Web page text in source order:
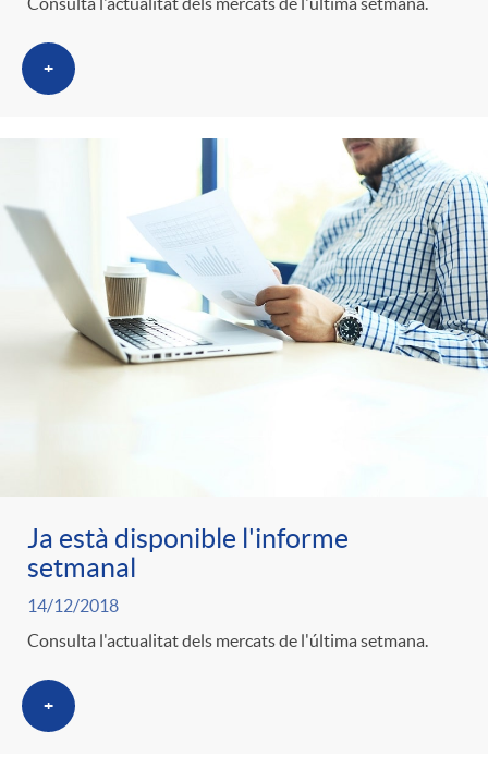
+
Ja està disponible l'informe
setmanal
14/12/2018
Consulta l'actualitat dels mercats de l'última setmana.
+